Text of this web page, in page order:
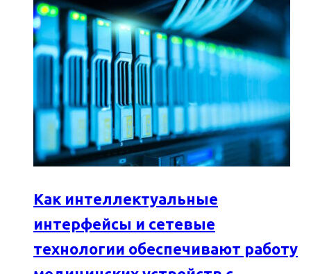
Как интеллектуальные
интерфейсы и сетевые
технологии обеспечивают работу